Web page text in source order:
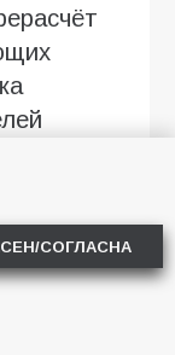
СФР
около
СОГЛАСНА